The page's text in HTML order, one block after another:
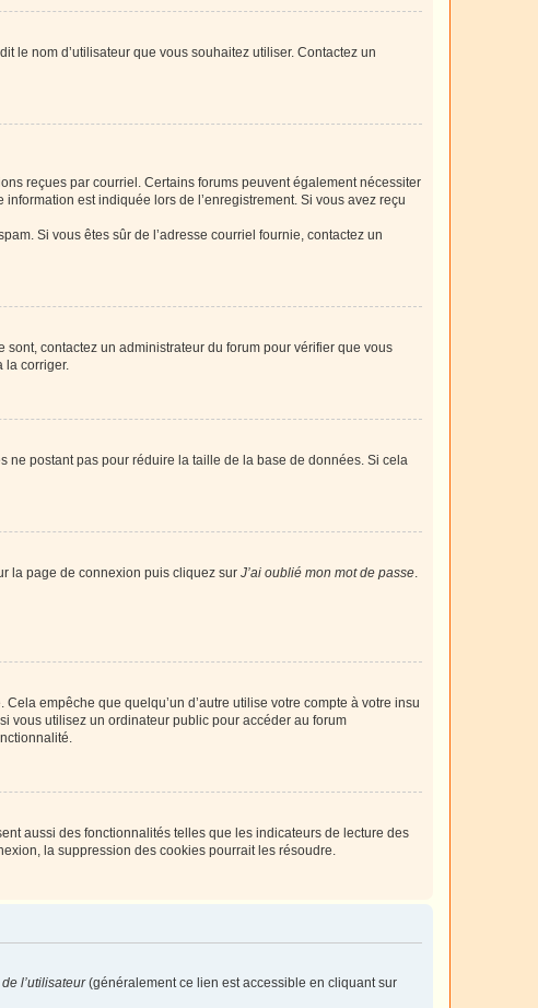
le nom d’utilisateur que vous souhaitez utiliser. Contactez un
reçues par courriel. Certains forums peuvent également nécessiter
est indiquée lors de l’enregistrement. Si vous avez reçu
Si vous êtes sûr de l’adresse courriel fournie, contactez un
sont, contactez un administrateur du forum pour vérifier que vous
la corriger.
ne postant pas pour réduire la taille de la base de données. Si cela
la page de connexion puis cliquez sur J’ai oublié mon mot de passe.
empêche que quelqu’un d’autre utilise votre compte à votre insu
vous utilisez un ordinateur public pour accéder au forum
aussi des fonctionnalités telles que les indicateurs de lecture des
la suppression des cookies pourrait les résoudre.
l’utilisateur(généralement ce lien est accessible en cliquant sur